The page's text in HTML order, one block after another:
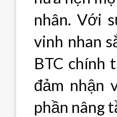
nhân. Với
vinh nhan
BTC chính
đảm nhận
phần nâng